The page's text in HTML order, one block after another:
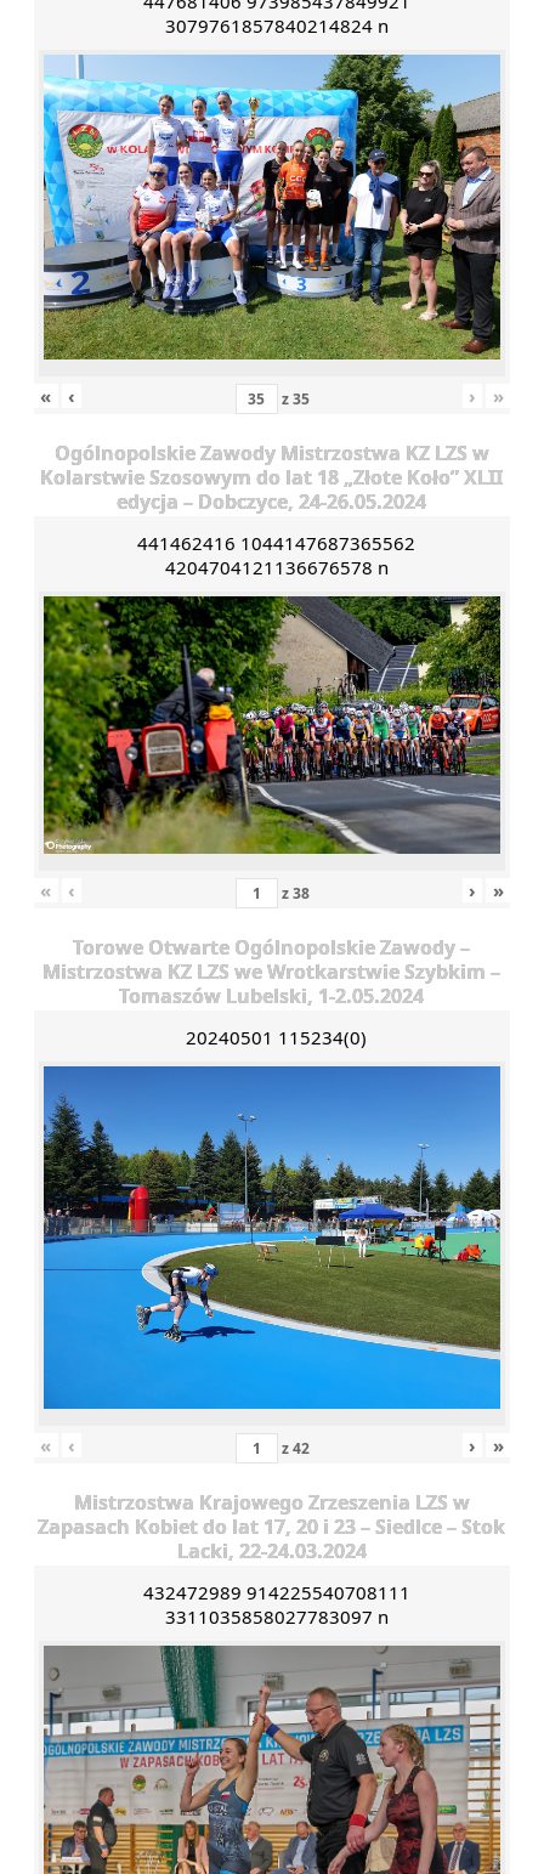
3079761857840214824 n
« ‹ z35 › »
Ogólnopolskie Zawody Mistrzostwa KZ LZS w
Kolarstwie Szosowym do lat 18 „Złote Koło” XLII
edycja – Dobczyce, 24-26.05.2024
441462416 1044147687365562
4204704121136676578 n
« ‹ z38 › »
Torowe Otwarte Ogólnopolskie Zawody –
Mistrzostwa KZ LZS we Wrotkarstwie Szybkim –
Tomaszów Lubelski, 1-2.05.2024
20240501 115234(0)
« ‹ z42 › »
Mistrzostwa Krajowego Zrzeszenia LZS w
Zapasach Kobiet do lat 17, 20 i 23 – Siedlce – Stok
Lacki, 22-24.03.2024
432472989 914225540708111
3311035858027783097 n